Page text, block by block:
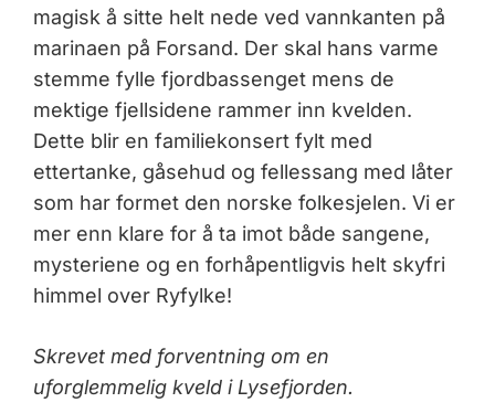
magisk å sitte helt nede ved vannkanten på
marinaen på Forsand. Der skal hans varme
stemme fylle fjordbassenget mens de
mektige fjellsidene rammer inn kvelden.
Dette blir en familiekonsert fylt med
ettertanke, gåsehud og fellessang med låter
som har formet den norske folkesjelen. Vi er
mer enn klare for å ta imot både sangene,
mysteriene og en forhåpentligvis helt skyfri
himmel over Ryfylke!
Skrevet med forventning om en
uforglemmelig kveld i Lysefjorden.